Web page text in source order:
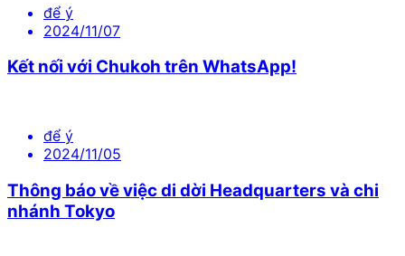
để ý
2024/11/07
Kết nối với Chukoh trên WhatsApp!
để ý
2024/11/05
Thông báo về việc di dời Headquarters và chi
nhánh Tokyo